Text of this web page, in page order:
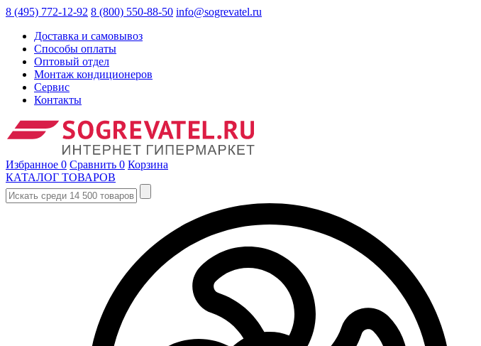
8 (495) 772-12-92 8 (800) 550-88-50 info@sogrevatel.ru
Доставка и самовывоз
Способы оплаты
Оптовый отдел
Монтаж кондиционеров
Сервис
Контакты
Избранное 0 Сравнить 0 Корзина
КАТАЛОГ ТОВАРОВ